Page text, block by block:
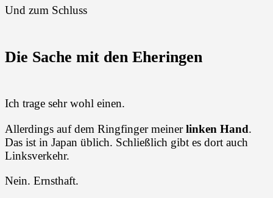
Und zum Schluss
Die Sache mit den Eheringen
Ich trage sehr wohl einen.
Allerdings auf dem Ringfinger meinerlinken Hand.
Das ist in Japan üblich. Schließlich gibt es dort auch
Linksverkehr.
Nein. Ernsthaft.